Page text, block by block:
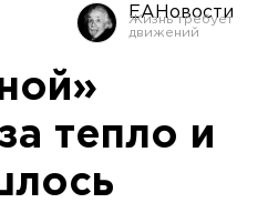
ЕАНовости
тепло и